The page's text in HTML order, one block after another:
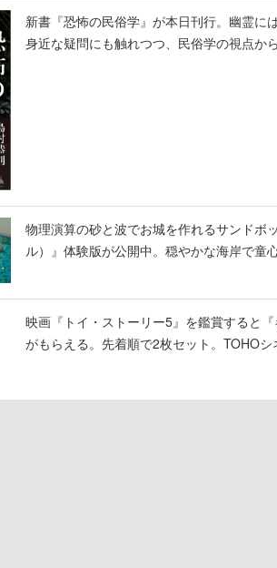
新書『恐怖の民俗学』が本日刊行。幽霊に
身近な疑問にも触れつつ、民俗学の視点か
物理演算の砂と波でお城を作れるサンドボ
ル）』体験版が公開中。穏やかな海岸で童
映画『トイ・ストーリー5』を鑑賞すると
がもらえる。先着順で2枚セット。TOHO